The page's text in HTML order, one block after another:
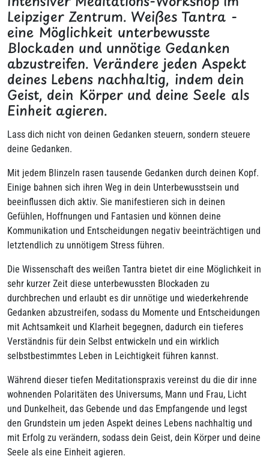
Leipziger Zentrum. Weißes Tantra -
eine Möglichkeit unterbewusste
Blockaden und unnötige Gedanken
abzustreifen. Verändere jeden Aspekt
deines Lebens nachhaltig, indem dein
Geist, dein Körper und deine Seele als
Einheit agieren.
Lass dich nicht von deinen Gedanken steuern, sondern steuere
deine Gedanken.
Mit jedem Blinzeln rasen tausende Gedanken durch deinen Kopf.
Einige bahnen sich ihren Weg in dein Unterbewusstsein und
beeinflussen dich aktiv. Sie manifestieren sich in deinen
Gefühlen, Hoffnungen und Fantasien und können deine
Kommunikation und Entscheidungen negativ beeinträchtigen und
letztendlich zu unnötigem Stress führen.
Die Wissenschaft des weißen Tantra bietet dir eine Möglichkeit in
sehr kurzer Zeit diese unterbewussten Blockaden zu
durchbrechen und erlaubt es dir unnötige und wiederkehrende
Gedanken abzustreifen, sodass du Momente und Entscheidungen
mit Achtsamkeit und Klarheit begegnen, dadurch ein tieferes
Verständnis für dein Selbst entwickeln und ein wirklich
selbstbestimmtes Leben in Leichtigkeit führen kannst.
Während dieser tiefen Meditationspraxis vereinst du die dir inne
wohnenden Polaritäten des Universums, Mann und Frau, Licht
und Dunkelheit, das Gebende und das Empfangende und legst
den Grundstein um jeden Aspekt deines Lebens nachhaltig und
mit Erfolg zu verändern, sodass dein Geist, dein Körper und deine
Seele als eine Einheit agieren.